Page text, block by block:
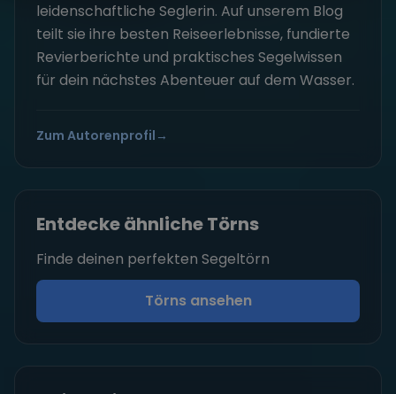
leidenschaftliche Seglerin. Auf unserem Blog
teilt sie ihre besten Reiseerlebnisse, fundierte
Revierberichte und praktisches Segelwissen
für dein nächstes Abenteuer auf dem Wasser.
Zum Autorenprofil →
Entdecke ähnliche Törns
Finde deinen perfekten Segeltörn
Törns ansehen